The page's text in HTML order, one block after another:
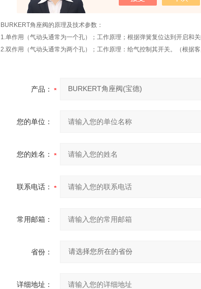
BURKERT角座阀的原理及技术参数：
1.单作用（气动头通常为一个孔）；工作原理；根据弹簧复位达到开启和
2.双作用（气动头通常为两个孔）；工作原理：给气控制其开关。（根据
产品：
您的单位：
您的姓名：
联系电话：
常用邮箱：
省份：
详细地址：